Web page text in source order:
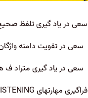
سعی در یاد گیری تلفظ
سعی در تقویت دامنه
سعی در یاد گیری متراد ف
فراگیری مهارتهای